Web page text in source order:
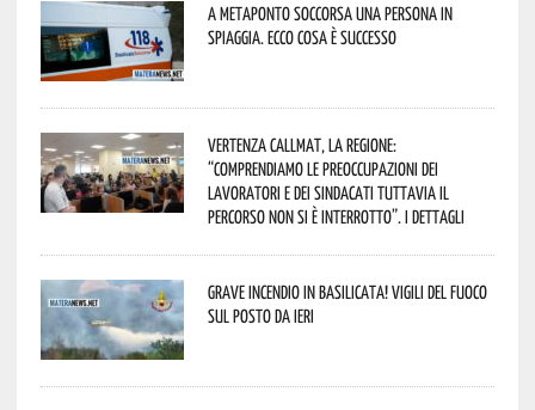
A Metaponto soccorsa una persona in
spiaggia. Ecco cosa è successo
Vertenza CallMat, la Regione:
“comprendiamo le preoccupazioni dei
lavoratori e dei sindacati tuttavia il
percorso non si è interrotto”. I dettagli
Grave incendio in Basilicata! Vigili del fuoco
sul posto da ieri